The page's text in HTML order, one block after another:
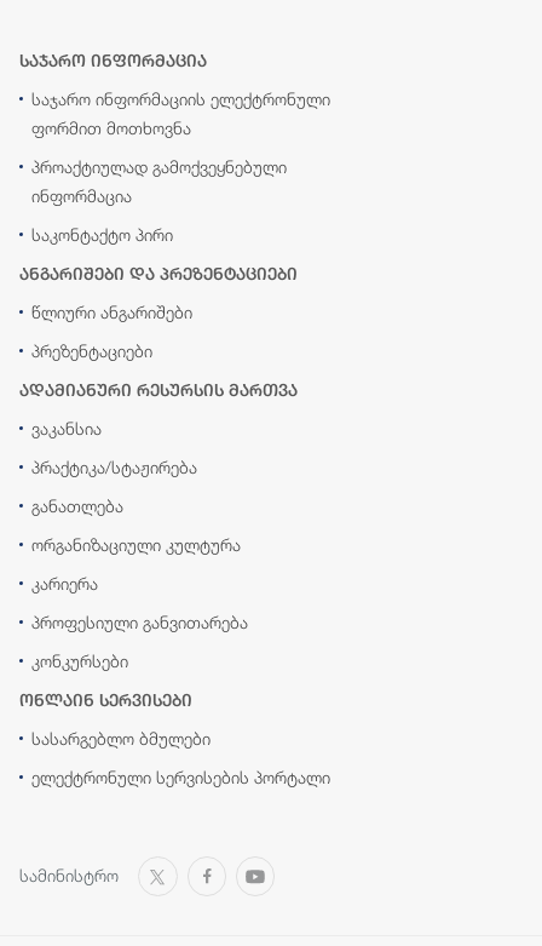
საჯარო ინფორმაცია
საჯარო ინფორმაციის ელექტრონული
ფორმით მოთხოვნა
პროაქტიულად გამოქვეყნებული
ინფორმაცია
საკონტაქტო პირი
ანგარიშები და პრეზენტაციები
წლიური ანგარიშები
პრეზენტაციები
ადამიანური რესურსის მართვა
ვაკანსია
პრაქტიკა/სტაჟირება
განათლება
ორგანიზაციული კულტურა
კარიერა
პროფესიული განვითარება
კონკურსები
ონლაინ სერვისები
სასარგებლო ბმულები
ელექტრონული სერვისების პორტალი
სამინისტრო